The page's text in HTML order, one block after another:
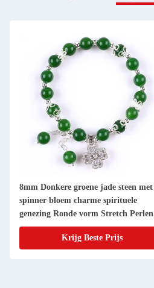
8mm Donkere groene jade steen met
spinner bloem charme spirituele
genezing Ronde vorm Stretch Perlen
Armband
Krijg Beste Prijs